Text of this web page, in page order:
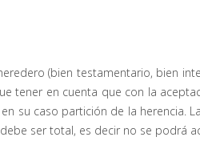
(bien testamentario, bien
tener en cuenta que con la
su caso partición de la herencia.
ser total, es decir no se podrá